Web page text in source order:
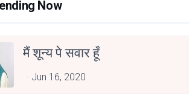
Now
मैं शून्य पे सवार हूँ
Jun 16, 2020